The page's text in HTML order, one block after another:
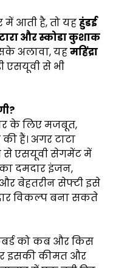
में आती है, तो यहहुंडई
और स्कोडा कुशाक
अलावा, यहमहिंद्रा
एसयूवी से भी
के लिए मजबूत,
हैं। अगर टाटा
से एसयूवी सेगमेंट में
दमदार इंजन,
बेहतरीन सेफ्टी इसे
विकल्प बना सकते
को कब और किस
इसकी कीमत और